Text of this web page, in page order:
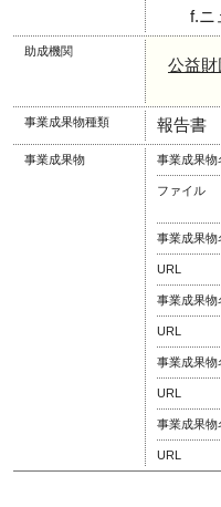
f.ニュ
助成機関
公益
事業成果物種類 報告書
事業成果物 事業成果物
ファイル
事業成果物
URL
事業成果物
URL
事業成果物
URL
事業成果物
URL